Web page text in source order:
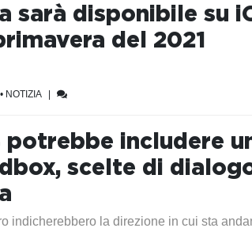
sarà disponibile su
del 2021
NOTIZIA|
potrebbe includere
scelte di
indicherebbero la direzione in cui sta